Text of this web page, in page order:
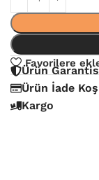
Favorilere
Ürün
Ürün İade
Kargo